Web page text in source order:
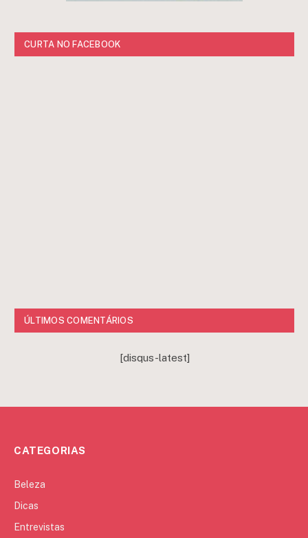
CURTA NO FACEBOOK
ÚLTIMOS COMENTÁRIOS
[disqus-latest]
CATEGORIAS
Beleza
Dicas
Entrevistas